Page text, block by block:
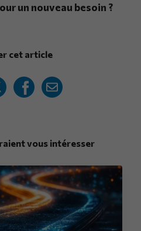
un nouveau besoin ?
cet article
vous intéresser